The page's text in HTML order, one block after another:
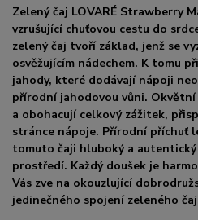
Zelený čaj LOVARÉ Strawberry
vzrušující chuťovou cestu do
zelený čaj tvoří základ, jenž se
osvěžujícím nádechem. K tomu
jahody, které dodávají nápoji
přírodní jahodovou vůni.
a obohacují celkový zážitek,
stránce nápoje. Přírodní příchuť
tomuto čaji hluboký a
prostředí. Každý doušek je
Vás zve na okouzlující
jedinečného spojení zeleného